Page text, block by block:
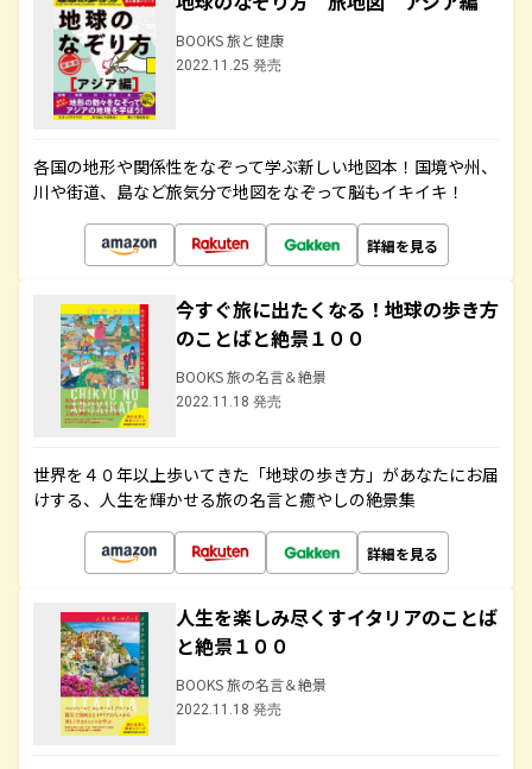
BOOKS 旅と健康
2022.11.25 発売
各国の地形や関係性をなぞって学ぶ新しい地図本！国境や州、
川や街道、島など旅気分で地図をなぞって脳もイキイキ！
詳細を見る
今すぐ旅に出たくなる！地球の歩き方
のことばと絶景１００
BOOKS 旅の名言＆絶景
2022.11.18 発売
世界を４０年以上歩いてきた「地球の歩き方」があなたにお届
けする、人生を輝かせる旅の名言と癒やしの絶景集
詳細を見る
人生を楽しみ尽くすイタリアのことば
と絶景１００
BOOKS 旅の名言＆絶景
2022.11.18 発売